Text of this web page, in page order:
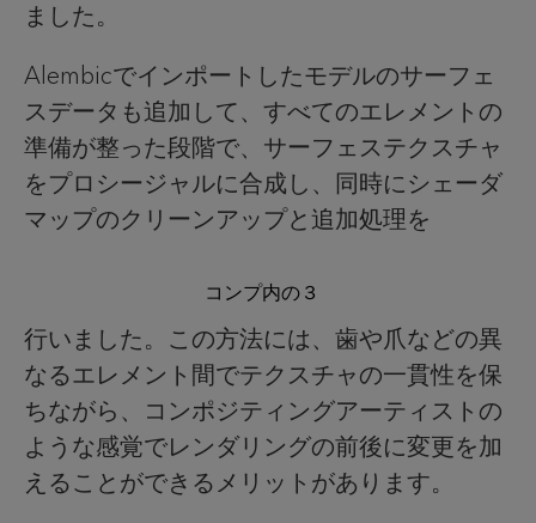
ました。
Alembicでインポートしたモデルのサーフェ
スデータも追加して、すべてのエレメントの
準備が整った段階で、サーフェステクスチャ
をプロシージャルに合成し、同時にシェーダ
マップのクリーンアップと追加処理を
コンプ内の３
行いました。この方法には、歯や爪などの異
なるエレメント間でテクスチャの一貫性を保
ちながら、コンポジティングアーティストの
ような感覚でレンダリングの前後に変更を加
えることができるメリットがあります。